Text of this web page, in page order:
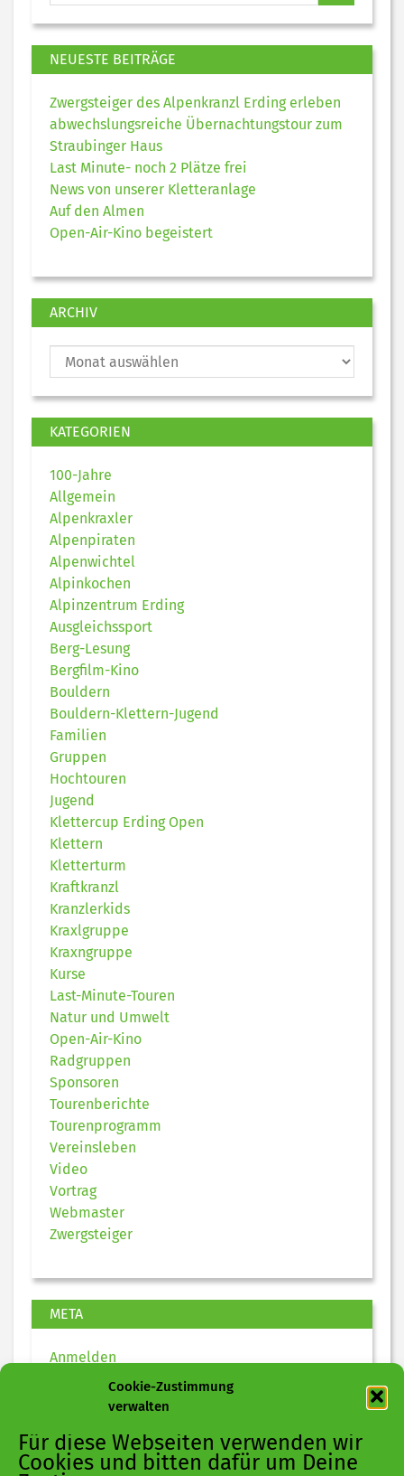
Cookie-Zustimmung
verwalten
Für diese Webseiten verwenden wir
Cookies und bitten dafür um Deine
NEUESTE BEITRÄGE
Zwergsteiger des Alpenkranzl Erding erleben
abwechslungsreiche Übernachtungstour zum
Straubinger Haus
Last Minute- noch 2 Plätze frei
News von unserer Kletteranlage
Auf den Almen
Open-Air-Kino begeistert
ARCHIV
KATEGORIEN
100-Jahre
Allgemein
Alpenkraxler
Alpenpiraten
Alpenwichtel
Alpinkochen
Alpinzentrum Erding
Ausgleichssport
Berg-Lesung
Bergfilm-Kino
Bouldern
Bouldern-Klettern-Jugend
Familien
Gruppen
Hochtouren
Jugend
Klettercup Erding Open
Klettern
Kletterturm
Kraftkranzl
Kranzlerkids
Kraxlgruppe
Kraxngruppe
Kurse
Last-Minute-Touren
Natur und Umwelt
Open-Air-Kino
Radgruppen
Sponsoren
Tourenberichte
Tourenprogramm
Vereinsleben
Video
Vortrag
Webmaster
Zwergsteiger
META
Anmelden
Eintrags-Feed
Kommentar-Feed